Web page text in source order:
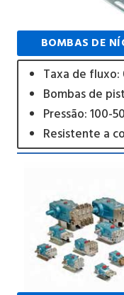
BOMBAS DE
Taxa de fluxo:
Bombas de
Pressão: 100-
Resistente a